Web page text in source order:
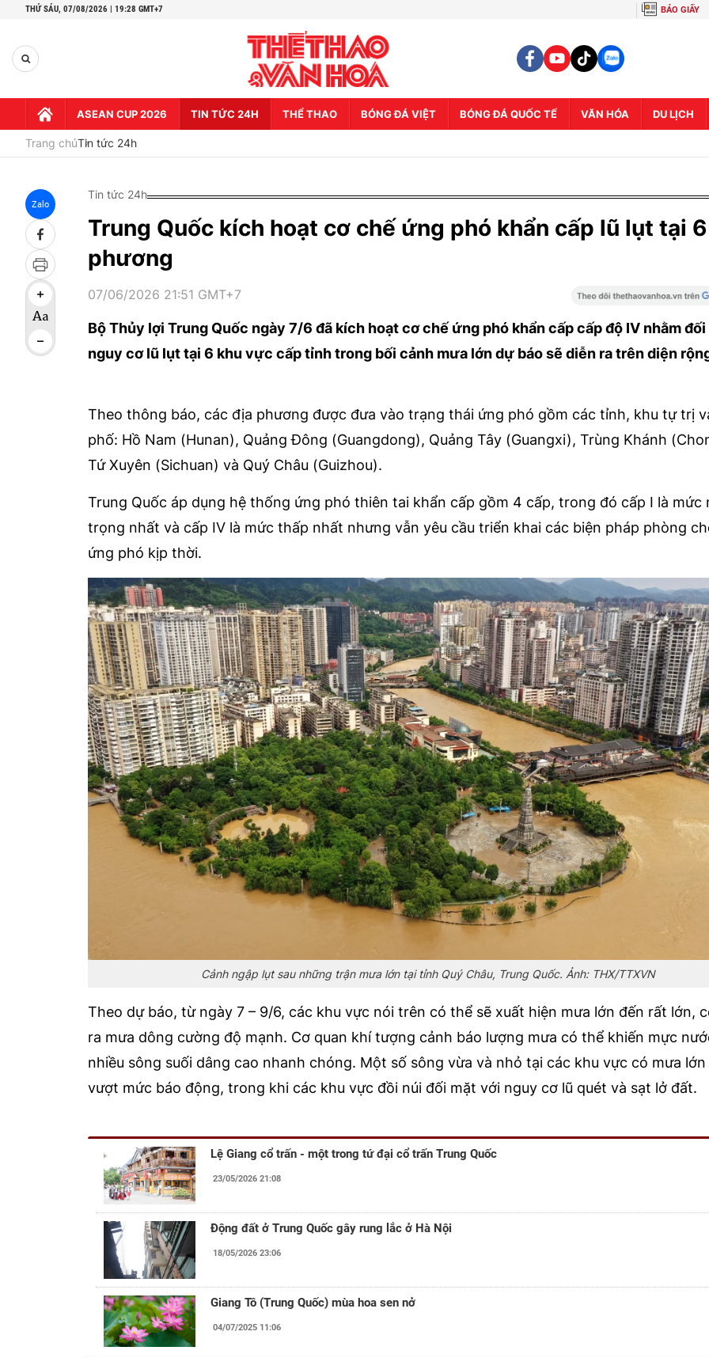
THỨ SÁU, 07/08/2026 | 19:28 GMT+7 BÁO GIẤY
ASEAN CUP 2026 TIN TỨC 24H THỂ THAO BÓNG ĐÁ VIỆT BÓNG ĐÁ QUỐC TẾ VĂN HÓA DU LỊCH
Trang chủTin tức 24h
Zalo
Tin tức 24h
Trung Quốc kích hoạt cơ chế ứng phó khẩn cấp lũ lụt tại
phương
07/06/2026 21:51 GMT+7
Bộ Thủy lợi Trung Quốc ngày 7/6 đã kích hoạt cơ chế ứng phó khẩn cấp cấp độ IV nhằm
nguy cơ lũ lụt tại 6 khu vực cấp tỉnh trong bối cảnh mưa lớn dự báo sẽ diễn ra trên diện
Theo thông báo, các địa phương được đưa vào trạng thái ứng phó gồm các tỉnh, khu tự trị
phố: Hồ Nam (Hunan), Quảng Đông (Guangdong), Quảng Tây (Guangxi), Trùng Khánh
Tứ Xuyên (Sichuan) và Quý Châu (Guizhou).
Trung Quốc áp dụng hệ thống ứng phó thiên tai khẩn cấp gồm 4 cấp, trong đó cấp I là mức
trọng nhất và cấp IV là mức thấp nhất nhưng vẫn yêu cầu triển khai các biện pháp phòng
ứng phó kịp thời.
Cảnh ngập lụt sau những trận mưa lớn tại tỉnh Quý Châu, Trung Quốc. Ảnh: THX/TTXVN
Theo dự báo, từ ngày 7 – 9/6, các khu vực nói trên có thể sẽ xuất hiện mưa lớn đến rất lớn,
ra mưa dông cường độ mạnh. Cơ quan khí tượng cảnh báo lượng mưa có thể khiến mực
nhiều sông suối dâng cao nhanh chóng. Một số sông vừa và nhỏ tại các khu vực có mưa
vượt mức báo động, trong khi các khu vực đồi núi đối mặt với nguy cơ lũ quét và sạt lở đất.
Lệ Giang cổ trấn - một trong tứ đại cổ trấn Trung Quốc
23/05/2026 21:08
Động đất ở Trung Quốc gây rung lắc ở Hà Nội
18/05/2026 23:06
Giang Tô (Trung Quốc) mùa hoa sen nở
04/07/2025 11:06